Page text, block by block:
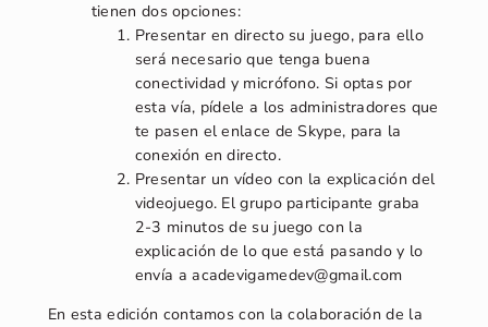
tienen dos opciones:
Presentar en directo su juego, para ello
será necesario que tenga buena
conectividad y micrófono. Si optas por
esta vía, pídele a los administradores que
te pasen el enlace de Skype, para la
conexión en directo.
Presentar un vídeo con la explicación del
videojuego. El grupo participante graba
2-3 minutos de su juego con la
explicación de lo que está pasando y lo
envía a acadevigamedev@gmail.com
En esta edición contamos con la colaboración de la